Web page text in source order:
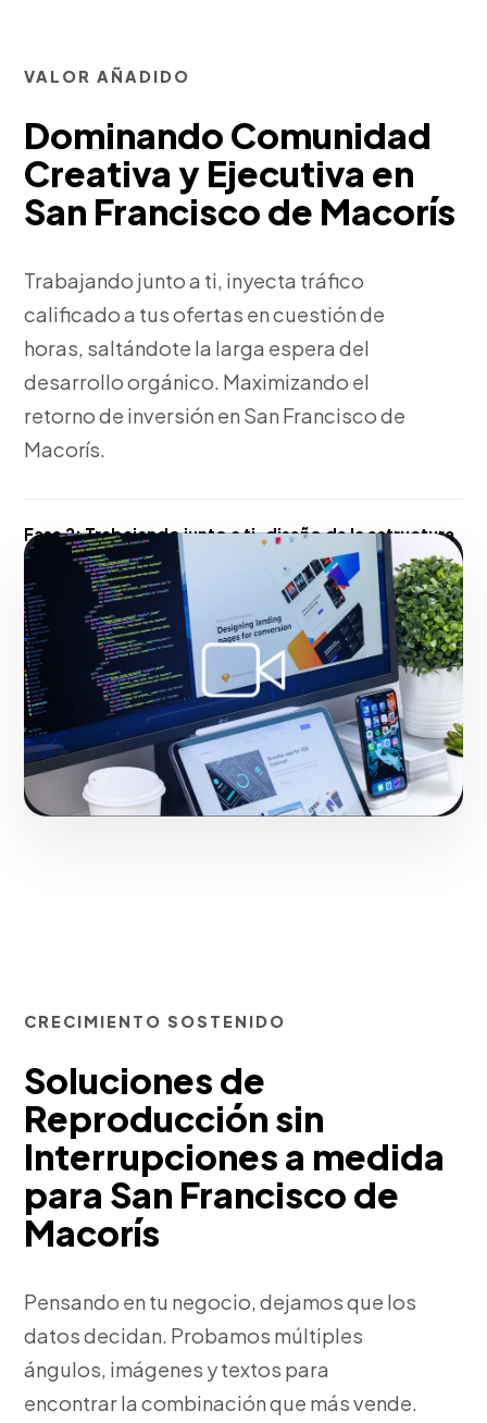
VALOR AÑADIDO
Dominando Comunidad
Creativa y Ejecutiva en
San Francisco de Macorís
Trabajando junto a ti, inyecta tráfico
calificado a tus ofertas en cuestión de
horas, saltándote la larga espera del
desarrollo orgánico. Maximizando el
retorno de inversión en San Francisco de
Macorís.
Fase 2:Trabajando junto a ti, diseño de la estructura
de campaña y creatividades. Todo ello orientado al
crecimiento de tu empresa en San Francisco de
Macorís.
Iniciar proyecto
CRECIMIENTO SOSTENIDO
Soluciones de
Reproducción sin
Interrupciones a medida
para San Francisco de
Macorís
Pensando en tu negocio, dejamos que los
datos decidan. Probamos múltiples
ángulos, imágenes y textos para
encontrar la combinación que más vende.